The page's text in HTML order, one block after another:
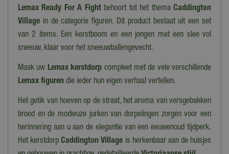
Lemax Ready For A Fight behoort tot het themaCaddington
Village in de categorie figuren. Dit product bestaat uit een set
van 2 items. Een kerstboom en een jongen met een slee vol
sneeuw, klaar voor het sneeuwballengevecht.
Maak uw Lemax kerstdorp compleet met de vele verschillende
Lemax figuren die ieder hun eigen verhaal vertellen.
Het getik van hoeven op de straat, het aroma van versgebakken
brood en de modieuze jurken van dorpelingen zorgen voor een
herinnering aan u aan de elegantie van een eeuwenoud tijdperk.
Het kerstdorpCaddington Village is herkenbaar aan de huisjes